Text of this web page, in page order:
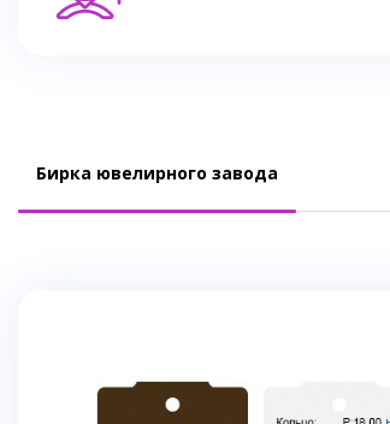
Бирка ювелирного завода